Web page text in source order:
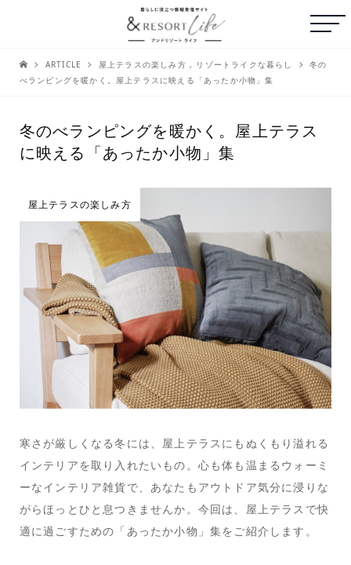
ARTICLE 屋上テラスの楽しみ方 , リゾートライクな暮らし
冬の
べランピングを暖かく。屋上テラスに映える「あったか小物」集
冬のべランピングを暖かく。屋上テラス
に映える「あったか小物」集
屋上テラスの楽しみ方
寒さが厳しくなる冬には、屋上テラスにもぬくもり溢れる
インテリアを取り入れたいもの。心も体も温まるウォーミ
ーなインテリア雑貨で、あなたもアウトドア気分に浸りな
がらほっとひと息つきませんか。今回は、屋上テラスで快
適に過ごすための「あったか小物」集をご紹介します。